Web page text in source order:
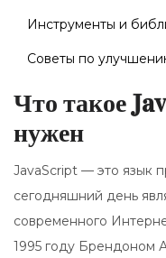
Инструменты и
Советы по
Что такое
нужен
JavaScript — это язык
сегодняшний день
современного
1995 году Брендоном